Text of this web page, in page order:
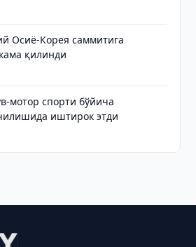
Осиё-Корея саммитига
қилинди
мотор спорти бўйича
иштирок этди